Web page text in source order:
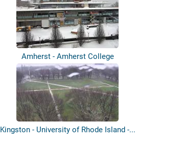
Amherst - Amherst College
Kingston - University of Rhode Island -...